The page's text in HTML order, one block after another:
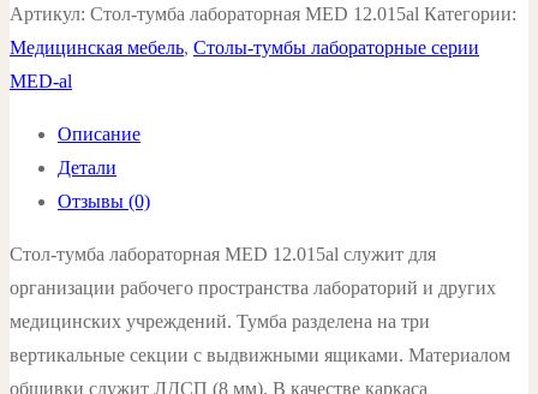
Стол-
тумба
лабораторная
12.015al
белый
Артикул: Стол-тумба лабораторная MED 12.015al Категории:
Медицинская мебель, Столы-тумбы лабораторные серии
MED-al
Описание
Детали
Отзывы (0)
Стол-тумба лабораторная MED 12.015al служит для
организации рабочего пространства лабораторий и других
медицинских учреждений. Тумба разделена на три
вертикальные секции с выдвижными ящиками. Материалом
обшивки служит ЛДСП (8 мм). В качестве каркаса